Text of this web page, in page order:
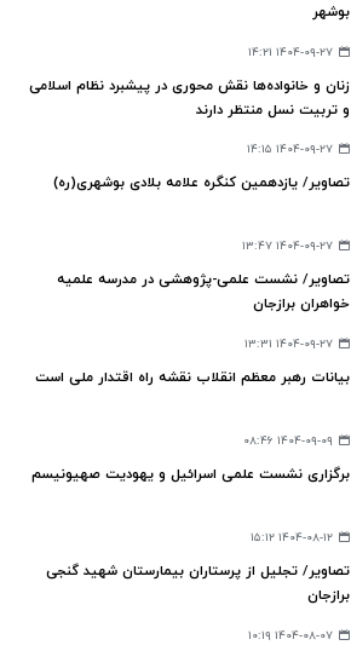
بوشهر
۱۴۰۴-۰۹-۲۷ ۱۴:۲۱
زنان و خانواده‌ها نقش محوری در پیشبرد نظام اسلامی
و تربیت نسل منتظر دارند
۱۴۰۴-۰۹-۲۷ ۱۴:۱۵
تصاویر/ یازدهمین کنگره علامه بلادی بوشهری(ره)
۱۴۰۴-۰۹-۲۷ ۱۳:۴۷
تصاویر/ نشست علمی-پژوهشی در مدرسه علمیه
خواهران برازجان
۱۴۰۴-۰۹-۲۷ ۱۳:۳۱
بیانات رهبر معظم انقلاب نقشه راه اقتدار ملی است
۱۴۰۴-۰۹-۰۹ ۰۸:۴۶
برگزاری نشست علمی اسرائیل و یهودیت صهیونیسم
۱۴۰۴-۰۸-۱۲ ۱۵:۱۲
تصاویر/ تجلیل از پرستاران بیمارستان شهید گنجی
برازجان
۱۴۰۴-۰۸-۰۷ ۱۰:۱۹